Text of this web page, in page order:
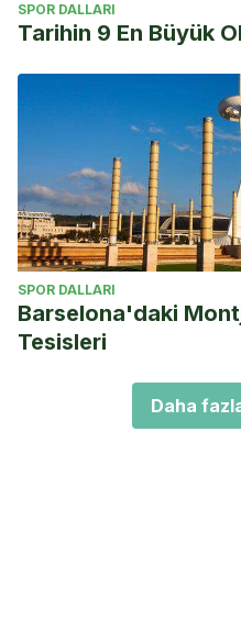
SPOR DALLARI
Tarihin 9 En Büyük
SPOR DALLARI
Barselona'daki
Tesisleri
Daha